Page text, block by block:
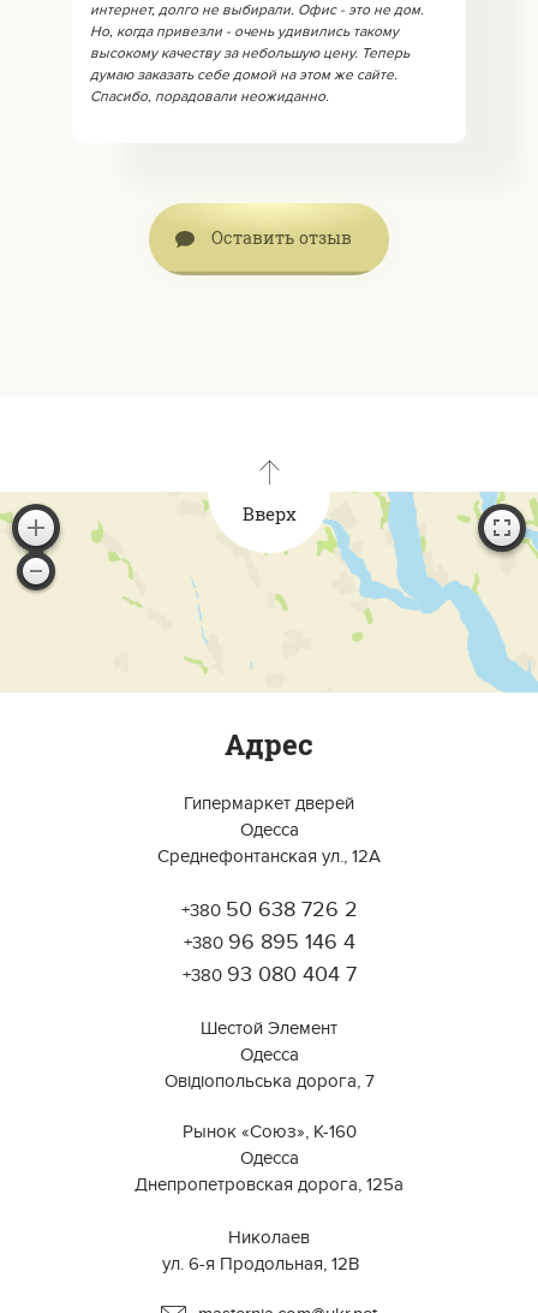
интернет, долго не выбирали. Офис - это не дом.
Но, когда привезли - очень удивились такому
высокому качеству за небольшую цену. Теперь
думаю заказать себе домой на этом же сайте.
Спасибо, порадовали неожиданно.
Оставить отзыв
Работает на API 2ГИС
Для корректной работы Raster JS API нужен ключ. Помощь:
Вверх
Адрес
Гипермаркет дверей
Одесса
Среднефонтанская ул., 12А
+380 50 638 726 2
+380 96 895 146 4
+380 93 080 404 7
Шестой Элемент
Одесса
Овідіопольська дорога, 7
Рынок «Союз», К-160
Одесса
Днепропетровская дорога, 125а
Николаев
ул. 6-я Продольная, 12В ⠀